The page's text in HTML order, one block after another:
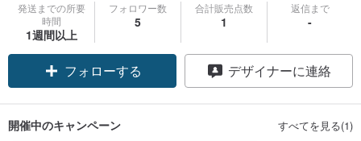
発送までの所要
時間
1週間以上
フォロワー数
5
合計販売点数
1
返信まで
-
フォローする デザイナーに連絡
開催中のキャンペーン すべてを見る(1)